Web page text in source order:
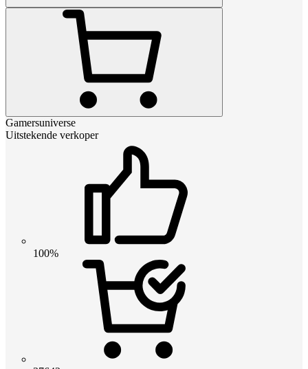
Gamersuniverse
Uitstekende verkoper
100%